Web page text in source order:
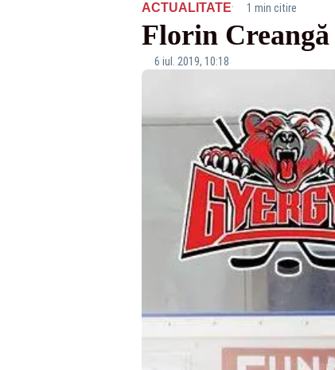
ACTUALITATE· 1 min citire
Florin
6 iul. 2019, 10:18